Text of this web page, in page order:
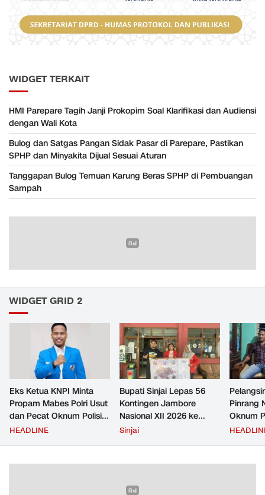
WIDGET TERKAIT
HMI Parepare Tagih Janji Prokopim Soal Klarifikasi dan Audiensi
dengan Wali Kota
Bulog dan Satgas Pangan Sidak Pasar di Parepare, Pastikan
SPHP dan Minyakita Dijual Sesuai Aturan
Tanggapan Bulog Temuan Karung Beras SPHP di Pembuangan
Sampah
WIDGET GRID 2
Eks Ketua KNPI Minta
Propam Mabes Polri Usut
dan Pecat Oknum Polisi
Beking Pelangsir Solar di
HEADLINE
Bupati Sinjai Lepas 56
Kontingen Jambore
Nasional XII 2026 ke
Cibubur
Sinjai
Pinrang
Oknum
Rp2,5